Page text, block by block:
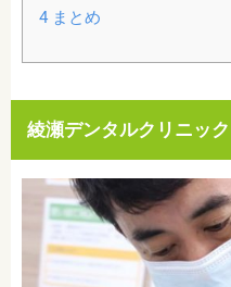
4まとめ
綾瀬デンタルクリニック